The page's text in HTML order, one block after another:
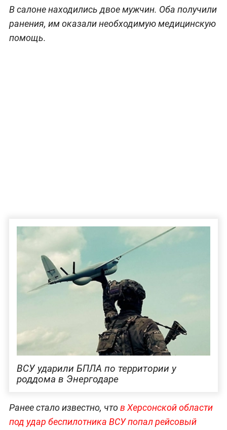
В салоне находились двое мужчин. Оба получили
ранения, им оказали необходимую медицинскую
помощь.
ВСУ ударили БПЛА по территории у
роддома в Энергодаре
Ранее стало известно, чтов Херсонской области
под удар беспилотника ВСУ попал рейсовый